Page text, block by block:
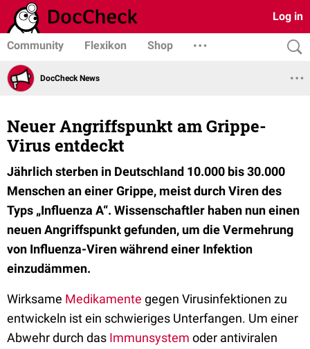
Log in
Community Flexikon Shop
DocCheck News
Neuer Angriffspunkt am Grippe-
Virus entdeckt
Jährlich sterben in Deutschland 10.000 bis 30.000
Menschen an einer Grippe, meist durch Viren des
Typs „Influenza A“. Wissenschaftler haben nun einen
neuen Angriffspunkt gefunden, um die Vermehrung
von Influenza-Viren während einer Infektion
einzudämmen.
Wirksame Medikamente gegen Virusinfektionen zu
entwickeln ist ein schwieriges Unterfangen. Um einer
Abwehr durch das Immunsystem oder antiviralen